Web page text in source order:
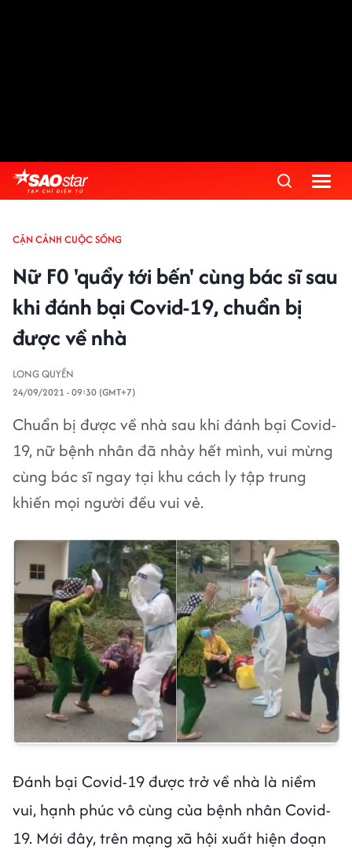
CẬN CẢNH CUỘC SỐNG
Nữ F0 'quẩy tới bến' cùng bác sĩ sau
khi đánh bại Covid-19, chuẩn bị
được về nhà
LONG QUYỀN
24/09/2021 - 09:30 (GMT+7)
Chuẩn bị được về nhà sau khi đánh bại Covid-
19, nữ bệnh nhân đã nhảy hết mình, vui mừng
cùng bác sĩ ngay tại khu cách ly tập trung
khiến mọi người đều vui vẻ.
Đánh bại Covid-19 được trở về nhà là niềm
vui, hạnh phúc vô cùng của bệnh nhân Covid-
19. Mới đây, trên mạng xã hội xuất hiện đoạn